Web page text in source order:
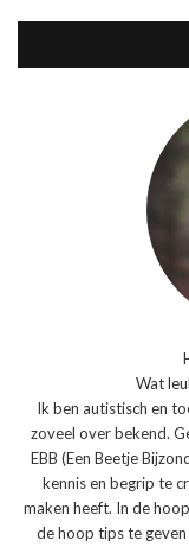
Wat
Ik ben autistisch en
zoveel over bekend.
EBB (Een Beetje
kennis en begrip te
maken heeft. In de
de hoop tips te